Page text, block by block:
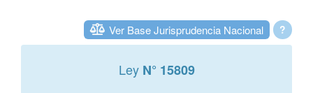
?
Ver Base Jurisprudencia Nacional
Ley N° 15809